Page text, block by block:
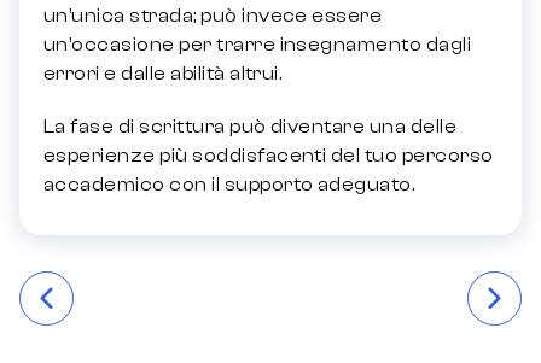
un’unica strada; può invece essere
un’occasione per trarre insegnamento dagli
errori e dalle abilità altrui.
La fase di scrittura può diventare una delle
esperienze più soddisfacenti del tuo percorso
accademico con il supporto adeguato.
Навігація
записів